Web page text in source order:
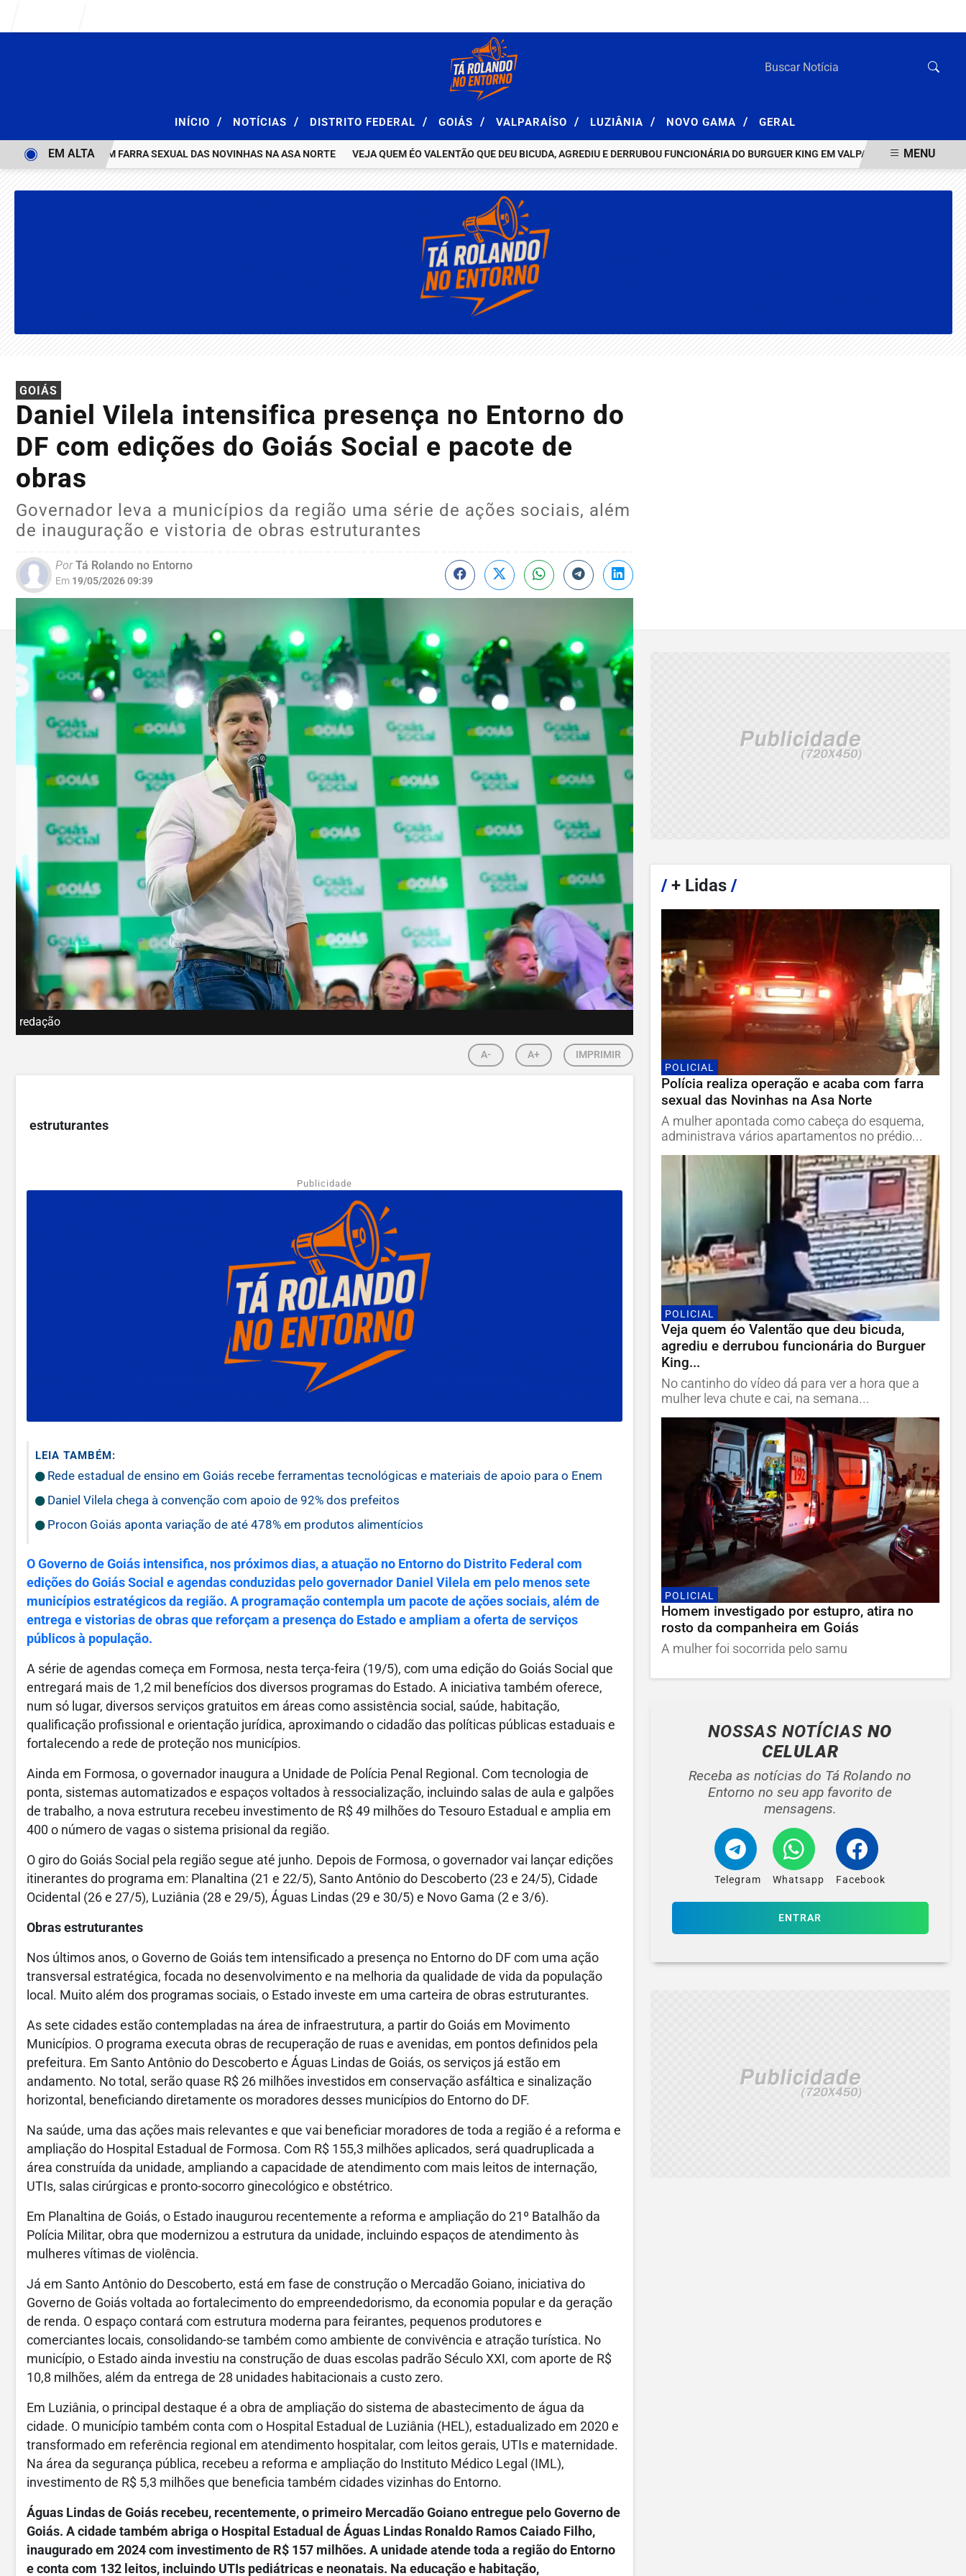
INÍCIO / NOTÍCIAS / DISTRITO FEDERAL / GOIÁS / VALPARAÍSO / LUZIÂNIA / NOVO GAMA / GERAL
E ACABA COM FARRA SEXUAL DAS NOVINHAS NA ASA NORTE VEJA QUEM ÉO VALENTÃO QUE DEU BICUDA, AGREDIU E DERRUBOU FUNCIONÁRIA DO BURGUER KING EM VALPARAÍSO HOMEM
EM ALTA MENU
GOIÁS
Daniel Vilela intensifica presença no Entorno do
DF com edições do Goiás Social e pacote de
obras
Governador leva a municípios da região uma série de ações sociais, além
de inauguração e vistoria de obras estruturantes
PorTá Rolando no Entorno
Em 19/05/2026 09:39
redação
A- A+ IMPRIMIR
estruturantes
Publicidade
LEIA TAMBÉM:
Rede estadual de ensino em Goiás recebe ferramentas tecnológicas e materiais de apoio para o Enem
Daniel Vilela chega à convenção com apoio de 92% dos prefeitos
Procon Goiás aponta variação de até 478% em produtos alimentícios
O Governo de Goiás intensifica, nos próximos dias, a atuação no Entorno do Distrito Federal com
edições do Goiás Social e agendas conduzidas pelo governador Daniel Vilela em pelo menos sete
municípios estratégicos da região. A programação contempla um pacote de ações sociais, além de
entrega e vistorias de obras que reforçam a presença do Estado e ampliam a oferta de serviços
públicos à população.
A série de agendas começa em Formosa, nesta terça-feira (19/5), com uma edição do Goiás Social que
entregará mais de 1,2 mil benefícios dos diversos programas do Estado. A iniciativa também oferece,
num só lugar, diversos serviços gratuitos em áreas como assistência social, saúde, habitação,
qualificação profissional e orientação jurídica, aproximando o cidadão das políticas públicas estaduais e
fortalecendo a rede de proteção nos municípios.
Ainda em Formosa, o governador inaugura a Unidade de Polícia Penal Regional. Com tecnologia de
ponta, sistemas automatizados e espaços voltados à ressocialização, incluindo salas de aula e galpões
de trabalho, a nova estrutura recebeu investimento de R$ 49 milhões do Tesouro Estadual e amplia em
400 o número de vagas o sistema prisional da região.
O giro do Goiás Social pela região segue até junho. Depois de Formosa, o governador vai lançar edições
itinerantes do programa em: Planaltina (21 e 22/5), Santo Antônio do Descoberto (23 e 24/5), Cidade
Ocidental (26 e 27/5), Luziânia (28 e 29/5), Águas Lindas (29 e 30/5) e Novo Gama (2 e 3/6).
Obras estruturantes
Nos últimos anos, o Governo de Goiás tem intensificado a presença no Entorno do DF com uma ação
transversal estratégica, focada no desenvolvimento e na melhoria da qualidade de vida da população
local. Muito além dos programas sociais, o Estado investe em uma carteira de obras estruturantes.
As sete cidades estão contempladas na área de infraestrutura, a partir do Goiás em Movimento
Municípios. O programa executa obras de recuperação de ruas e avenidas, em pontos definidos pela
prefeitura. Em Santo Antônio do Descoberto e Águas Lindas de Goiás, os serviços já estão em
andamento. No total, serão quase R$ 26 milhões investidos em conservação asfáltica e sinalização
horizontal, beneficiando diretamente os moradores desses municípios do Entorno do DF.
Na saúde, uma das ações mais relevantes e que vai beneficiar moradores de toda a região é a reforma e
ampliação do Hospital Estadual de Formosa. Com R$ 155,3 milhões aplicados, será quadruplicada a
área construída da unidade, ampliando a capacidade de atendimento com mais leitos de internação,
UTIs, salas cirúrgicas e pronto-socorro ginecológico e obstétrico.
Em Planaltina de Goiás, o Estado inaugurou recentemente a reforma e ampliação do 21º Batalhão da
Polícia Militar, obra que modernizou a estrutura da unidade, incluindo espaços de atendimento às
mulheres vítimas de violência.
Já em Santo Antônio do Descoberto, está em fase de construção o Mercadão Goiano, iniciativa do
Governo de Goiás voltada ao fortalecimento do empreendedorismo, da economia popular e da geração
de renda. O espaço contará com estrutura moderna para feirantes, pequenos produtores e
comerciantes locais, consolidando-se também como ambiente de convivência e atração turística. No
município, o Estado ainda investiu na construção de duas escolas padrão Século XXI, com aporte de R$
10,8 milhões, além da entrega de 28 unidades habitacionais a custo zero.
Em Luziânia, o principal destaque é a obra de ampliação do sistema de abastecimento de água da
cidade. O município também conta com o Hospital Estadual de Luziânia (HEL), estadualizado em 2020 e
transformado em referência regional em atendimento hospitalar, com leitos gerais, UTIs e maternidade.
Na área da segurança pública, recebeu a reforma e ampliação do Instituto Médico Legal (IML),
investimento de R$ 5,3 milhões que beneficia também cidades vizinhas do Entorno.
Águas Lindas de Goiás recebeu, recentemente, o primeiro Mercadão Goiano entregue pelo Governo de
Goiás. A cidade também abriga o Hospital Estadual de Águas Lindas Ronaldo Ramos Caiado Filho,
inaugurado em 2024 com investimento de R$ 157 milhões. A unidade atende toda a região do Entorno
e conta com 132 leitos, incluindo UTIs pediátricas e neonatais. Na educação e habitação,
/+ Lidas /
POLICIAL
Polícia realiza operação e acaba com farra
sexual das Novinhas na Asa Norte
A mulher apontada como cabeça do esquema,
administrava vários apartamentos no prédio...
POLICIAL
Veja quem éo Valentão que deu bicuda,
agrediu e derrubou funcionária do Burguer
King...
No cantinho do vídeo dá para ver a hora que a
mulher leva chute e cai, na semana...
POLICIAL
Homem investigado por estupro, atira no
rosto da companheira em Goiás
A mulher foi socorrida pelo samu
NOSSAS NOTÍCIASNO
CELULAR
Receba as notícias do Tá Rolando no
Entorno no seu app favorito de
mensagens.
Telegram Whatsapp Facebook
ENTRAR